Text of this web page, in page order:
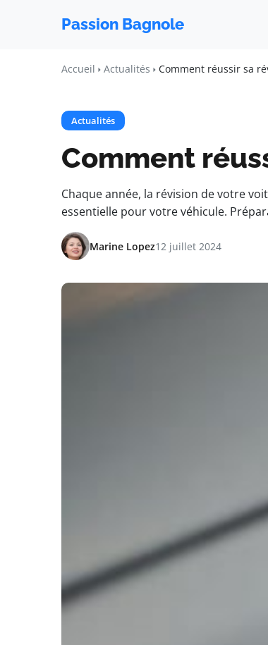
Passion Bagnole
Accueil Actualités Comment réussir sa
Actualités
Comment
Chaque année, la révision de votre
essentielle pour votre véhicule.
Marine Lopez12 juillet 2024